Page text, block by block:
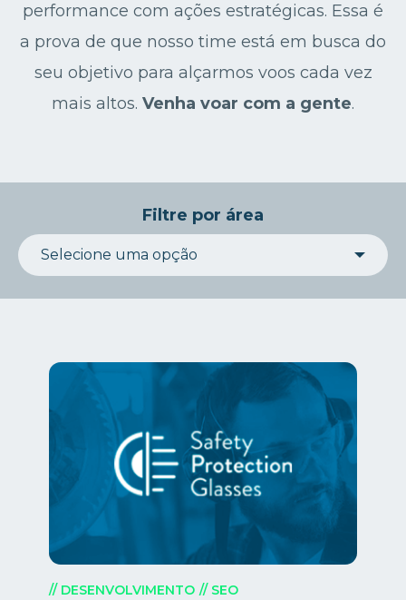
performance com ações estratégicas. Essa é
a prova de que nosso time está em busca do
seu objetivo para alçarmos voos cada vez
mais altos. Venha voar com a gente.
Filtre por área
// DESENVOLVIMENTO // SEO